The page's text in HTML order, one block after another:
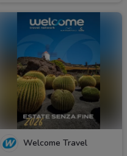
Welcome Travel